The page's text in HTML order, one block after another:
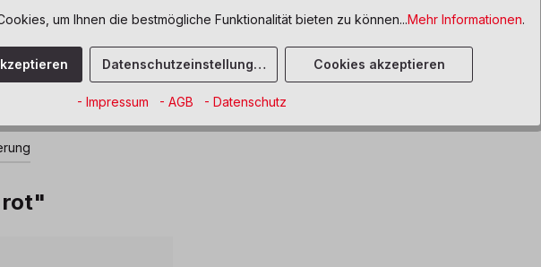
rot"
um Ihnen die bestmögliche Funktionalität bieten zu können...Mehr Informationen.
Datenschutzeinstellungen Cookies akzeptieren
- Impressum - AGB - Datenschutz